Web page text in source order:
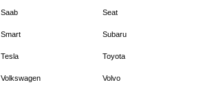
Saab Seat
Smart Subaru
Tesla Toyota
Volkswagen Volvo